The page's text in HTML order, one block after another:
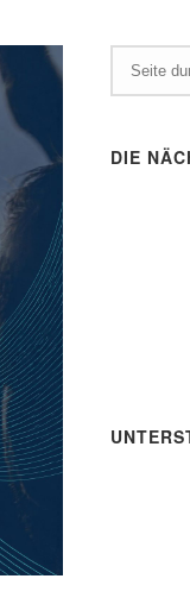
DIE